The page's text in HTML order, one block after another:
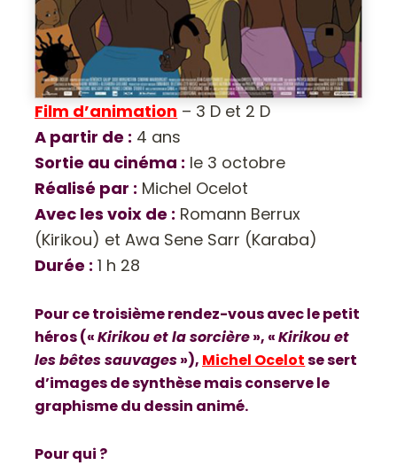
Film d’animation – 3 D et 2 D
A partir de : 4 ans
Sortie au cinéma : le 3 octobre
Réalisé par : Michel Ocelot
Avec les voix de : Romann Berrux
(Kirikou) et Awa Sene Sarr (Karaba)
Durée : 1 h 28
Pour ce troisième rendez-vous avec le petit
héros («Kirikou et la sorcière», «Kirikou et
les bêtes sauvages»), Michel Ocelotse sert
d’images de synthèse mais conserve le
graphisme du dessin animé.
Pour qui ?